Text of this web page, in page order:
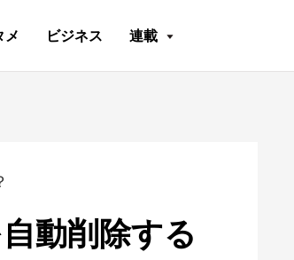
メ ビジネス 連載
動削除する